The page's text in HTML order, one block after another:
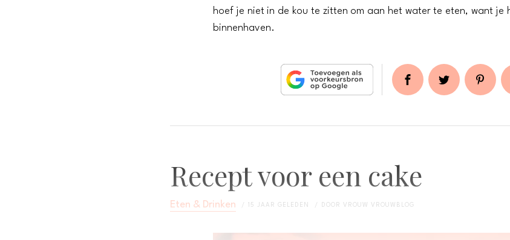
hoef je niet in de kou te zitten om aan het water te eten, want je
binnenhaven.
Recept voor een cake
Eten & Drinken 15 JAAR GELEDEN DOOR VROUW VROUWBLOG